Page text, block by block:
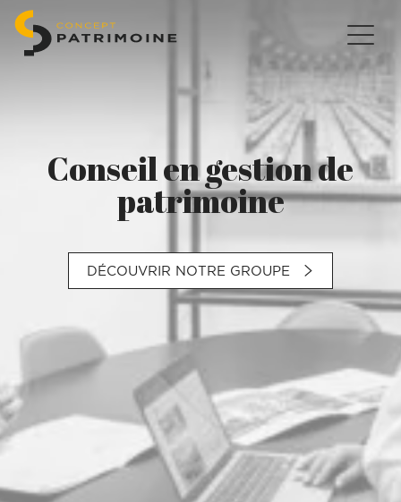
Conseil en gestion de
patrimoine
DÉCOUVRIR NOTRE GROUPE